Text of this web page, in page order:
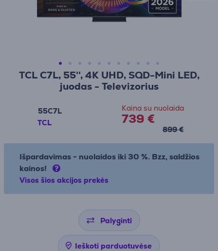
TCL C7L, 55'', 4K UHD, SQD-Mini LED,
juodas - Televizorius
55C7L
TCL
Kaina su nuolaida
739 €
899 €
Išpardavimas - nuolaidos iki 30 %. Bzz, saldžios
kainos!
Visos šios akcijos prekės
Palyginti
Ieškoti parduotuvėse